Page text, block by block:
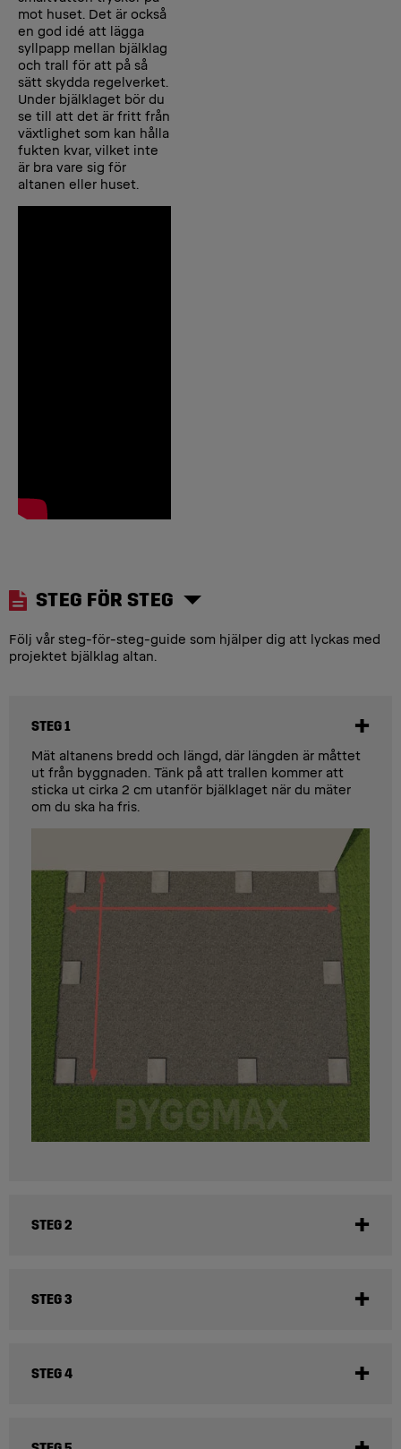
mot huset. Det är också
en god idé att lägga
syllpapp mellan bjälklag
och trall för att på så
sätt skydda regelverket.
Under bjälklaget bör du
se till att det är fritt från
växtlighet som kan hålla
fukten kvar, vilket inte
är bra vare sig för
altanen eller huset.
STEG FÖR STEG
Följ vår steg-för-steg-guide som hjälper dig att lyckas med
projektet bjälklag altan.
STEG 1
Mät altanens bredd och längd, där längden är måttet
ut från byggnaden. Tänk på att trallen kommer att
sticka ut cirka 2 cm utanför bjälklaget när du mäter
om du ska ha fris.
STEG 2
STEG 3
STEG 4